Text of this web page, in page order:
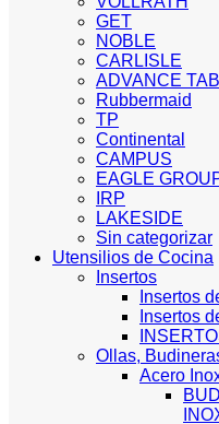
GET
NOBLE
CARLISLE
ADVANCE
Rubbermaid
TP
Continental
CAMPUS
EAGLE
IRP
LAKESIDE
Sin categorizar
Utensilios de Cocina
Insertos
Insertos
Insertos
Ollas,
Acero